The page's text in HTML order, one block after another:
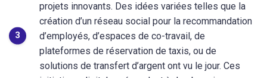
projets innovants. Des idées variées telles que la
création d’un réseau social pour la recommandation
d’employés, d’espaces de co-travail, de
plateformes de réservation de taxis, ou de
solutions de transfert d’argent ont vu le jour. Ces